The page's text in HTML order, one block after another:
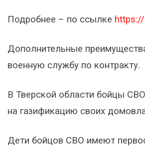
Подробнее – по ссылке
Дополнительные
военную службу по контракту.
В Тверской области бойцы
на газификацию своих
Дети бойцов СВО имеют